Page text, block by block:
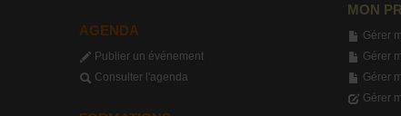
AGENDA
Publier un événement
Consulter l'agenda
MON
Gérer
Gérer
Gérer
Gérer